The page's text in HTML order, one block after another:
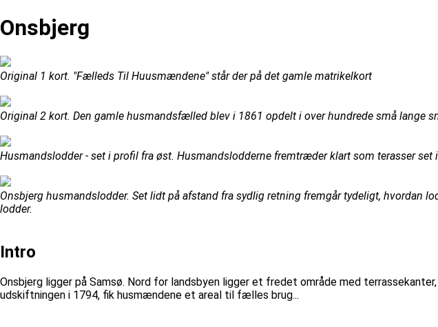
Onsbjerg
Original 1 kort. "Fælleds Til Huusmændene" står der på det gamle matrikelkort
Original 2 kort. Den gamle husmandsfælled blev i 1861 opdelt i over hundrede små lange
Husmandslodder - set i profil fra øst. Husmandslodderne fremtræder klart som terasser
Onsbjerg husmandslodder. Set lidt på afstand fra sydlig retning fremgår tydeligt, hvordan
lodder.
Intro
Onsbjerg ligger på Samsø. Nord for landsbyen ligger et fredet område med
udskiftningen i 1794, fik husmændene et areal til fælles brug...